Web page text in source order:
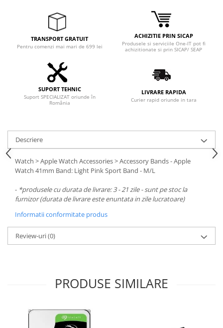
Hard Disc-uri
Cooler
Servere & Componente
Servere
Software
Retelistica & Supraveghere
TV, Multimedia & Electronice
TRANSPORT GRATUIT
Pentru comenzi mai mari de 699 lei
ACHIZITIE PRIN SICAP
Produsele si serviciile One-IT pot fi
achizitionate si prin SICAP/ SEAP
SUPORT TEHNIC
Suport SPECIALIZAT oriunde în
România
LIVRARE RAPIDA
Curier rapid oriunde in tara
Descriere
Watch > Apple Watch Accessories > Accessory Bands - Apple
Watch 41mm Band: Light Pink Sport Band - M/L
- *produsele cu durata de livrare: 3 - 21 zile - sunt pe stoc la
furnizor (durata de livrare este enuntata in zile lucratoare)
Informatii conformitate produs
Review-uri(0)
PRODUSE SIMILARE